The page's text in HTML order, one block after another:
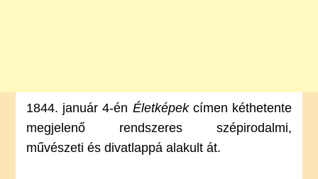
1844. január 4-én Életképekcímen kéthetente
megjelenő rendszeres szépirodalmi,
művészeti és divatlappá alakult át.